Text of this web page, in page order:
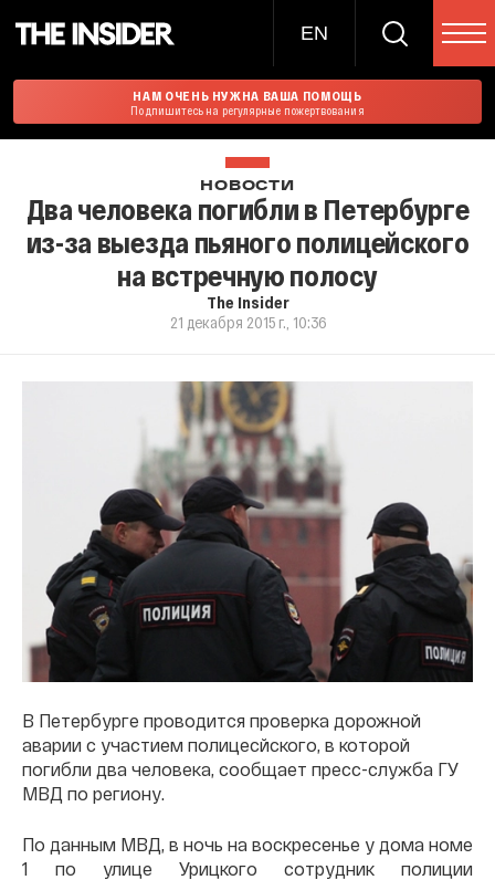
EN
НАМ ОЧЕНЬ НУЖНА ВАША ПОМОЩЬ
Подпишитесь на регулярные пожертвования
НОВОСТИ
Два человека погибли в Петербурге
из-за выезда пьяного полицейского
на встречную полосу
The Insider
21 декабря 2015 г., 10:36
В Петербурге проводится проверка дорожной
аварии с участием полицесйского, в которой
погибли два человека, сообщает пресс-служба ГУ
МВД по региону.
По данным МВД, в ночь на воскресенье у дома номе
1 по улице Урицкого сотрудник полиции